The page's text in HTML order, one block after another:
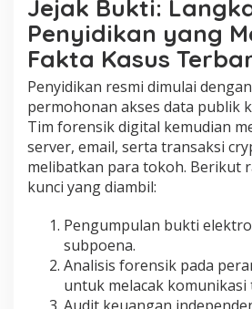
Jejak Bukti:
Penyidikan yang
Fakta Kasus
Penyidikan resmi dimulai
permohonan akses data publik
Tim forensik digital kemudian
server, email, serta transaksi
melibatkan para tokoh. Berikut
kunci yang diambil:
Pengumpulan bukti
subpoena.
Analisis forensik pada
untuk melacak komunikasi